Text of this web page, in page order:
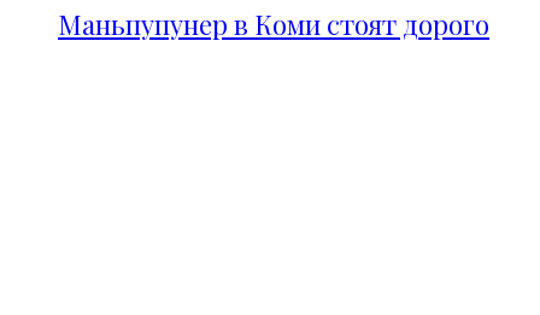
Маньпупунер в Коми стоят дорого